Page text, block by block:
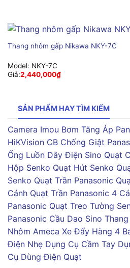
Thang nhôm gấp Nikawa NKY-7C
Model: NKY-7C
Giá:2,440,000₫
SẢN PHẨM HAY TÌM KIẾM
Camera Imou Bơm Tăng Áp
HiKVision CB Chống Giật
Ống Luồn Dây Điện Sino Quạt
Hộp Senko Quạt Hút Senko
Senko Quạt Trần Panasonic
Cánh Quạt Trần Panasonic 4
Panasonic Quạt Treo Tường
Panasonic Cầu Dao Sino
Nhôm Ameca Xe Đẩy Hàng 4
Điện Nhẹ Dụng Cụ Cầm Tay
Cụ Dùng Điện Quạt